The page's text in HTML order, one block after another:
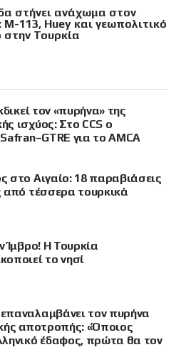
στήνει ανάχωμα στον
M-113, Huey και γεωπολιτικό
Τουρκία
τον «πυρήνα» της
ισχύος: Στο CCS ο
για το AMCA
στο Αιγαίο: 18 παραβιάσεις
από τέσσερα τουρκικά
Ίμβρο! Η Τουρκία
το νησί
τον πυρήνα
αποτροπής: «Όποιος
έδαφος, πρώτα θα τον